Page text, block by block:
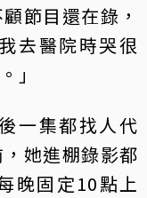
節目還在錄，
去醫院時哭很
」
一集都找人代
她進棚錄影都
晚固定10點上